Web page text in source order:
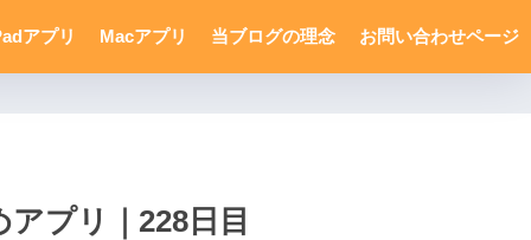
アプリ Macアプリ 当ブログの理念 お問い合わせページ
プリ｜228日目